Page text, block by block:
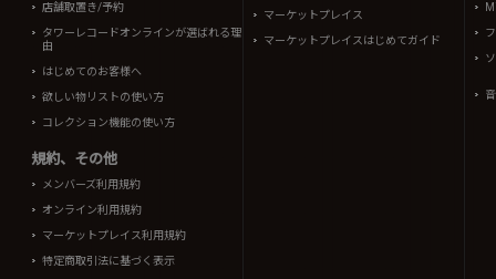
店舗取置き/予約
タワーレコードオンラインが選ばれる理
由
はじめてのお客様へ
欲しい物リストの使い方
コレクション機能の使い方
規約、その他
メンバーズ利用規約
オンライン利用規約
マーケットプレイス利用規約
特定商取引法に基づく表示
マーケットプレイス
マーケットプレイスはじめてガイド